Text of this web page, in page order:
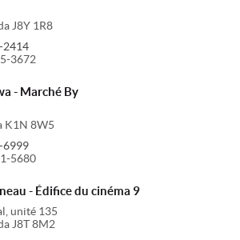
J8Y 1R8
2414
3672
- Marché By
K1N 8W5
6999
5680
- Édifice du cinéma 9
unité 135
J8T 8M2